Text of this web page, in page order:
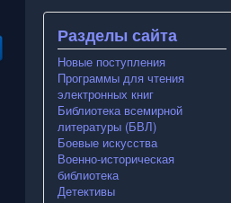
Разделы сайта
Новые поступления
Программы для чтения
электронных книг
Библиотека всемирной
литературы (БВЛ)
Боевые искусства
Военно-историческая
библиотека
Детективы